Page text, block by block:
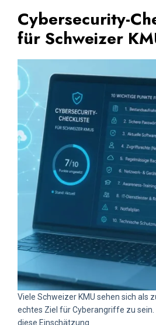
Cybersecurity-
für Schweizer
Viele Schweizer KMU sehen sich als
echtes Ziel für Cyberangriffe zu sein.
diese Einschätzung